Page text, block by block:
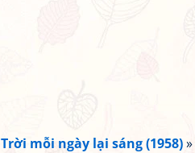
Trời mỗi ngày lại sáng (1958)»